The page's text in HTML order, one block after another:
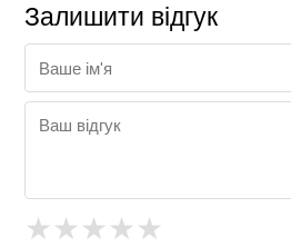
Залишити відгук
★★★★★